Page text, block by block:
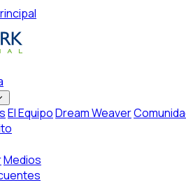
El EquipoDream Weaver
Medios